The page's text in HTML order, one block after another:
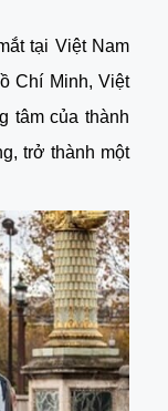
tại Việt Nam
Chí Minh, Việt
tâm của thành
trở thành một